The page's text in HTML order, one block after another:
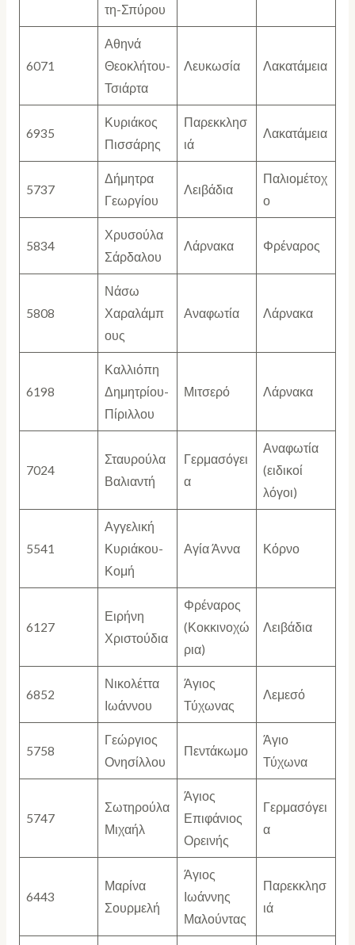
τη-Σπύρου
6071
Αθηνά
Θεοκλήτου-
Τσιάρτα
Λευκωσία Λακατάμεια
6935
Κυριάκος
Πισσάρης
Παρεκκλησ
ιά
Λακατάμεια
5737
Δήμητρα
Γεωργίου
Λειβάδια
Παλιομέτοχ
ο
5834
Χρυσούλα
Σάρδαλου
Λάρνακα Φρέναρος
5808
Νάσω
Χαραλάμπ
ους
Αναφωτία Λάρνακα
6198
Καλλιόπη
Δημητρίου-
Πίριλλου
Μιτσερό Λάρνακα
7024
Σταυρούλα
Βαλιαντή
Γερμασόγει
α
Αναφωτία
(ειδικοί
λόγοι)
5541
Αγγελική
Κυριάκου-
Κομή
Αγία Άννα Κόρνο
6127
Ειρήνη
Χριστούδια
Φρέναρος
(Κοκκινοχώ
ρια)
Λειβάδια
6852
Νικολέττα
Ιωάννου
Άγιος
Τύχωνας
Λεμεσό
5758
Γεώργιος
Ονησίλλου
Πεντάκωμο
Άγιο
Τύχωνα
5747
Σωτηρούλα
Μιχαήλ
Άγιος
Επιφάνιος
Ορεινής
Γερμασόγει
α
6443
Μαρίνα
Σουρμελή
Άγιος
Ιωάννης
Μαλούντας
Παρεκκλησ
ιά